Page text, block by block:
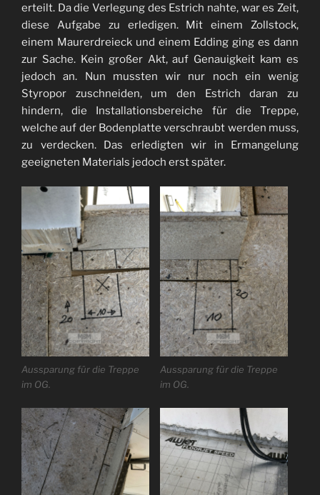
erteilt. Da die Verlegung des Estrich nahte, war es Zeit,
diese Aufgabe zu erledigen. Mit einem Zollstock,
einem Maurerdreieck und einem Edding ging es dann
zur Sache. Kein großer Akt, auf Genauigkeit kam es
jedoch an. Nun mussten wir nur noch ein wenig
Styropor zuschneiden, um den Estrich daran zu
hindern, die Installationsbereiche für die Treppe,
welche auf der Bodenplatte verschraubt werden muss,
zu verdecken. Das erledigten wir in Ermangelung
geeigneten Materials jedoch erst später.
Aussparung für die Treppe
im OG.
Aussparung für die Treppe
im OG.